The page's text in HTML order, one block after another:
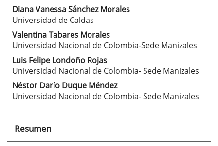
Contenido
principal
del
artículo
Diana Vanessa Sánchez Morales
Universidad de Caldas
Valentina Tabares Morales
Universidad Nacional de Colombia-Sede Manizales
Luis Felipe Londoño Rojas
Universidad Nacional de Colombia- Sede Manizales
Néstor Darío Duque Méndez
Universidad Nacional de Colombia- Sede Manizales
Resumen